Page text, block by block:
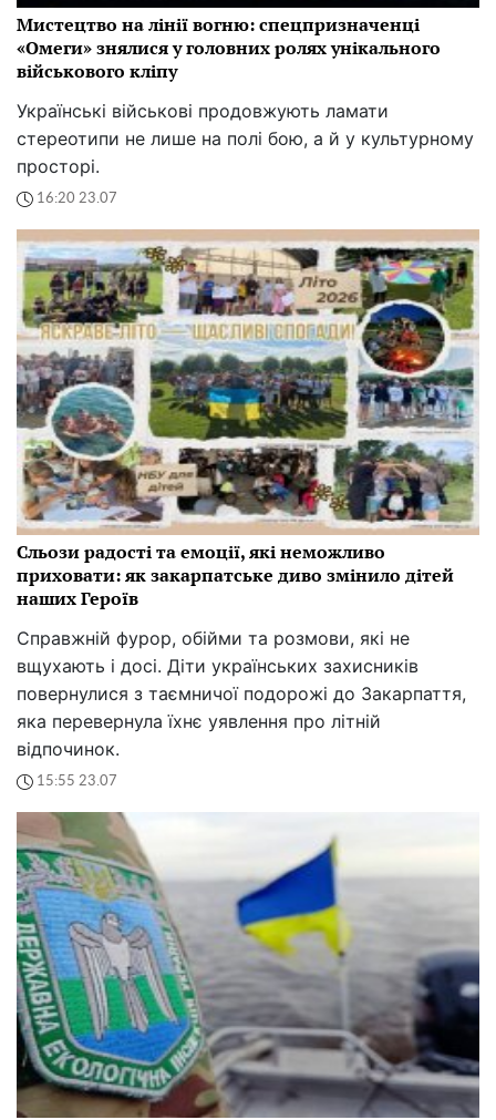
Мистецтво на лінії вогню: спецпризначенці
«Омеги» знялися у головних ролях унікального
військового кліпу
Українські військові продовжують ламати
стереотипи не лише на полі бою, а й у культурному
просторі.
16:20 23.07
Сльози радості та емоції, які неможливо
приховати: як закарпатське диво змінило дітей
наших Героїв
Справжній фурор, обійми та розмови, які не
вщухають і досі. Діти українських захисників
повернулися з таємничої подорожі до Закарпаття,
яка перевернула їхнє уявлення про літній
відпочинок.
15:55 23.07